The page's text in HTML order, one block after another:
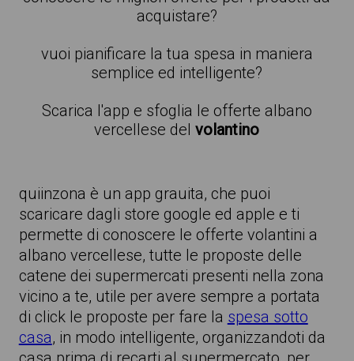
acquistare?
vuoi pianificare la tua spesa in maniera
semplice ed intelligente?
Scarica l'app e sfoglia le offerte albano
vercellese delvolantino
quiinzona è un app grauita, che puoi
scaricare dagli store google ed apple e ti
permette di conoscere le offerte volantini a
albano vercellese, tutte le proposte delle
catene dei supermercati presenti nella zona
vicino a te, utile per avere sempre a portata
di click le proposte per fare la spesa sotto
casa, in modo intelligente, organizzandoti da